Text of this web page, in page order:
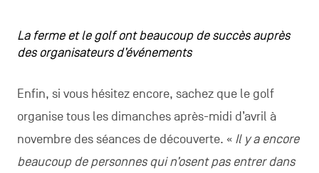
La ferme et le golf ont beaucoup de succès auprès
des organisateurs d’événements
Enfin, si vous hésitez encore, sachez que le golf
organise tous les dimanches après-midi d’avril à
novembre des séances de découverte. «Il y a encore
beaucoup de personnes qui n’osent pas entrer dans